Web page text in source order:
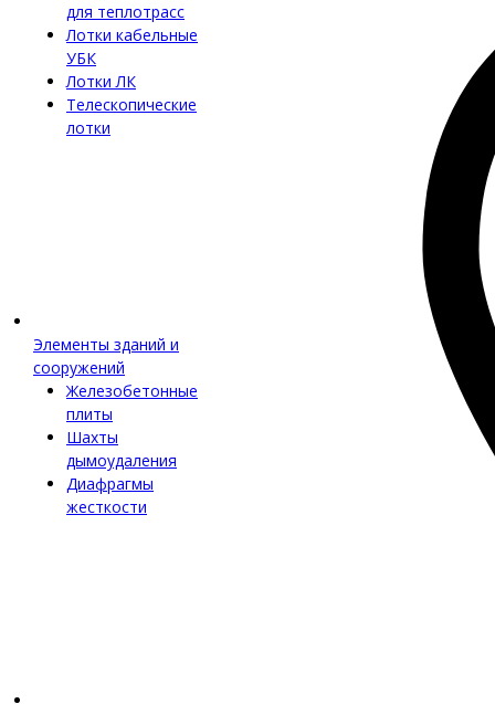
для теплотрасс
Лотки кабельные
УБК
Лотки ЛК
Телескопические
лотки
Элементы зданий и
сооружений
Железобетонные
плиты
Шахты
дымоудаления
Диафрагмы
жесткости